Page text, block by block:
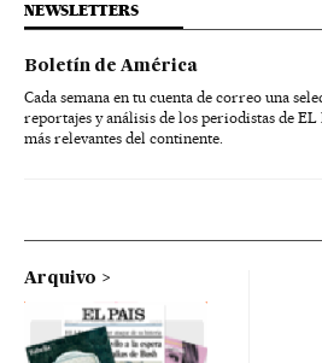
NEWSLETTERS
Boletín de América
Cada semana en tu cuenta de correo una
reportajes y análisis de los periodistas de
más relevantes del continente.
Arquivo